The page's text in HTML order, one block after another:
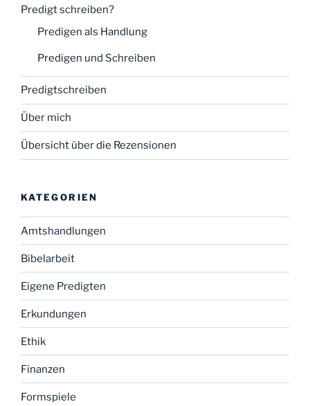
Predigt schreiben?
Predigen als Handlung
Predigen und Schreiben
Predigtschreiben
Über mich
Übersicht über die Rezensionen
KATEGORIEN
Amtshandlungen
Bibelarbeit
Eigene Predigten
Erkundungen
Ethik
Finanzen
Formspiele